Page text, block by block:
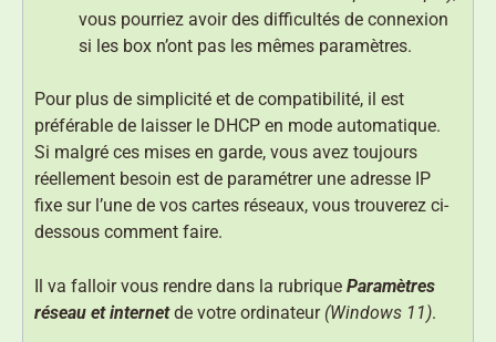
vous pourriez avoir des difficultés de connexion
si les box n’ont pas les mêmes paramètres.
Pour plus de simplicité et de compatibilité, il est
préférable de laisser le DHCP en mode automatique.
Si malgré ces mises en garde, vous avez toujours
réellement besoin est de paramétrer une adresse IP
fixe sur l’une de vos cartes réseaux, vous trouverez ci-
dessous comment faire.
Il va falloir vous rendre dans la rubrique Paramètres
réseau et internetde votre ordinateur (Windows 11).